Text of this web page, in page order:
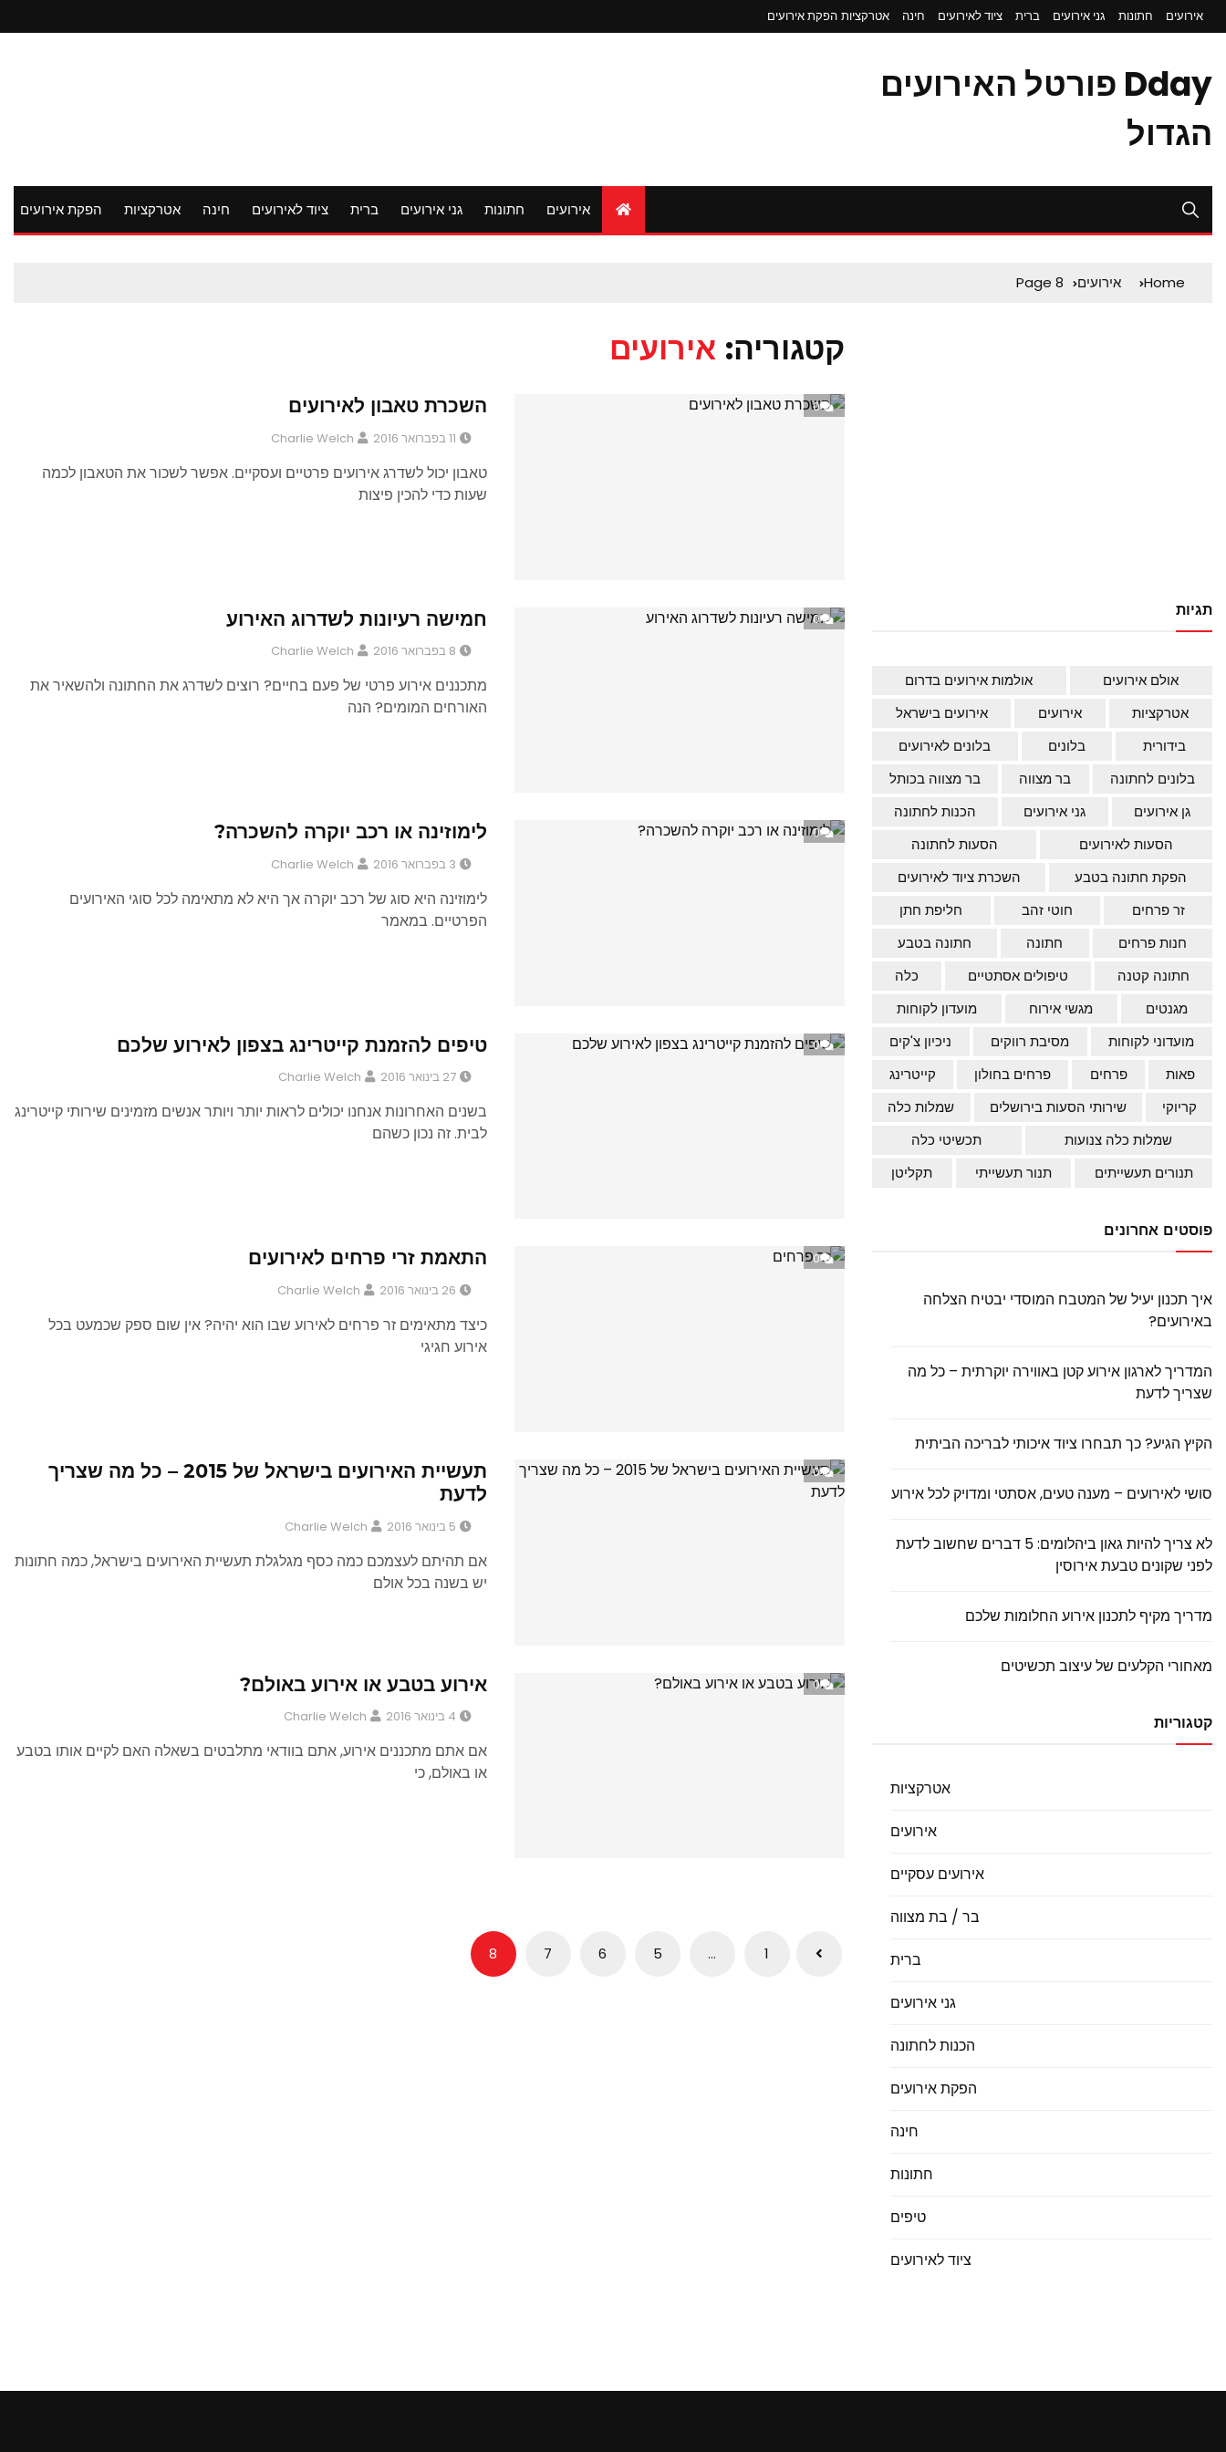
אירועים חתונות גני אירועים ברית ציוד לאירועים חינה אטרקציות הפקת אירועים
Dday פורטל האירועים
הגדול
אירועים חתונות גני אירועים ברית ציוד לאירועים חינה אטרקציות הפקת אירועים
Home אירועים Page 8
תגיות
אולם אירועים
אולמות אירועים בדרום
אטרקציות
אירועים
אירועים בישראל
בידורית
בלונים
בלונים לאירועים
בלונים לחתונה
בר מצווה
בר מצווה בכותל
גן אירועים
גני אירועים
הכנות לחתונה
הסעות לאירועים
הסעות לחתונה
הפקת חתונה בטבע
השכרת ציוד לאירועים
זר פרחים
חוטי זהב
חליפת חתן
חנות פרחים
חתונה
חתונה בטבע
חתונה קטנה
טיפולים אסתטיים
כלה
מגנטים
מגשי אירוח
מועדון לקוחות
מועדוני לקוחות
מסיבת רווקים
ניכיון צ'קים
פאות
פרחים פרחים בחולון
קייטרינג
קריוקי
שירותי הסעות בירושלים
שמלות כלה
שמלות כלה צנועות
תכשיטי כלה
תנורים תעשייתים
תנור תעשייתי תקליטן
פוסטים אחרונים
איך תכנון יעיל של המטבח המוסדי יבטיח הצלחה
באירועים?
המדריך לארגון אירוע קטן באווירה יוקרתית – כל מה
שצריך לדעת
הקיץ הגיע? כך תבחרו ציוד איכותי לבריכה הביתית
סושי לאירועים – מענה טעים, אסתטי ומדויק לכל אירוע
לא צריך להיות גאון ביהלומים: 5 דברים שחשוב לדעת
לפני שקונים טבעת אירוסין
מדריך מקיף לתכנון אירוע החלומות שלכם
מאחורי הקלעים של עיצוב תכשיטים
קטגוריות
אטרקציות
אירועים
אירועים עסקיים
בר / בת מצווה
ברית
גני אירועים
הכנות לחתונה
הפקת אירועים
חינה
חתונות
טיפים
ציוד לאירועים
קטגוריה:אירועים
0 השכרת טאבון לאירועים
11 בפברואר 2016 Charlie Welch
טאבון יכול לשדרג אירועים פרטיים ועסקיים. אפשר לשכור את הטאבון לכמה
שעות כדי להכין פיצות
0 חמישה רעיונות לשדרוג האירוע
8 בפברואר 2016 Charlie Welch
מתכננים אירוע פרטי של פעם בחיים? רוצים לשדרג את החתונה ולהשאיר את
האורחים המומים? הנה
0 לימוזינה או רכב יוקרה להשכרה?
3 בפברואר 2016 Charlie Welch
לימוזינה היא סוג של רכב יוקרה אך היא לא מתאימה לכל סוגי האירועים
הפרטיים. במאמר
0 טיפים להזמנת קייטרינג בצפון לאירוע שלכם
27 בינואר 2016 Charlie Welch
בשנים האחרונות אנחנו יכולים לראות יותר ויותר אנשים מזמינים שירותי קייטרינג
לבית. זה נכון כשהם
0 התאמת זרי פרחים לאירועים
26 בינואר 2016 Charlie Welch
כיצד מתאימים זר פרחים לאירוע שבו הוא יהיה? אין שום ספק שכמעט בכל
אירוע חגיגי
0
תעשיית האירועים בישראל של 2015 – כל מה שצריך
לדעת
5 בינואר 2016 Charlie Welch
אם תהיתם לעצמכם כמה כסף מגלגלת תעשיית האירועים בישראל, כמה חתונות
יש בשנה בכל אולם
0 אירוע בטבע או אירוע באולם?
4 בינואר 2016 Charlie Welch
אם אתם מתכננים אירוע, אתם בוודאי מתלבטים בשאלה האם לקיים אותו בטבע
או באולם, כי
Posts
1
…
5
6
7
8